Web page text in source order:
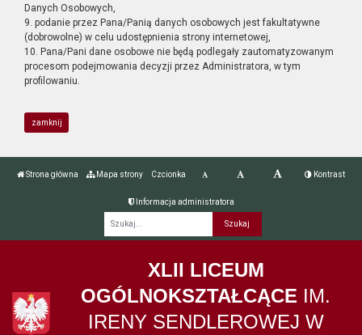
Danych Osobowych,
9. podanie przez Pana/Panią danych osobowych jest fakultatywne
(dobrowolne) w celu udostępnienia strony internetowej,
10. Pana/Pani dane osobowe nie będą podlegały zautomatyzowanym
procesom podejmowania decyzji przez Administratora, w tym
profilowaniu.
zamknij
Strona główna Mapa strony Czcionka Kontrast
Informacja administratora
XLII LICEUM
OGÓLNOKSZTAŁCĄCE IM.
IRENY SENDLEROWEJ W